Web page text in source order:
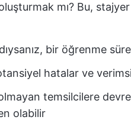
mı? Bu,
bir öğrenme
hatalar ve
olmayan temsilcilere
olabilir